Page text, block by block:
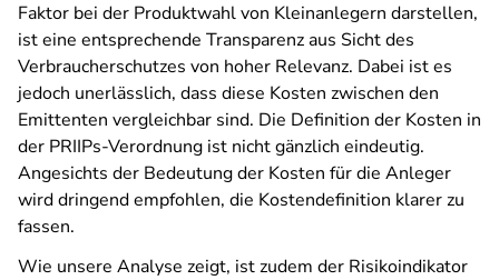
Faktor bei der Produktwahl von Kleinanlegern darstellen,
ist eine entsprechende Transparenz aus Sicht des
Verbraucherschutzes von hoher Relevanz. Dabei ist es
jedoch unerlässlich, dass diese Kosten zwischen den
Emittenten vergleichbar sind. Die Definition der Kosten in
der PRIIPs-Verordnung ist nicht gänzlich eindeutig.
Angesichts der Bedeutung der Kosten für die Anleger
wird dringend empfohlen, die Kostendefinition klarer zu
fassen.
Wie unsere Analyse zeigt, ist zudem der Risikoindikator